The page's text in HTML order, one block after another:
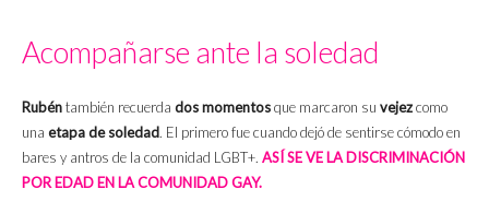
Acompañarse ante la soledad
Rubéntambién recuerda dos momentosque marcaron su vejezcomo
una etapa de soledad. El primero fue cuando dejó de sentirse cómodo en
bares y antros de la comunidad LGBT+. ASÍ SE VE LA DISCRIMINACIÓN
POR EDAD EN LA COMUNIDAD GAY.